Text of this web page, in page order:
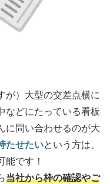
が）大型の交差点横に
などにたっている看板
に問い合わせるのが大
たせたいという方は、
能です！
当社から枠の確認やご